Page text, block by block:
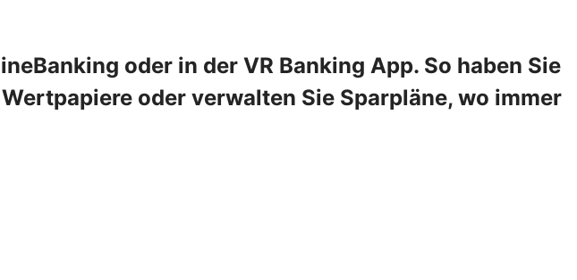
oder in der VR Banking App. So haben Sie
oder verwalten Sie Sparpläne, wo immer